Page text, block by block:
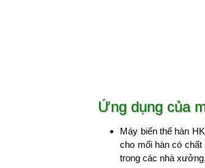
Ứng dụng của
Máy biến thế hàn
cho mối hàn có
trong các nhà